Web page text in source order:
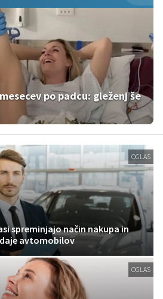
po padcu: gleženj še
OGLAS
spreminjajo način nakupa in
avtomobilov
OGLAS